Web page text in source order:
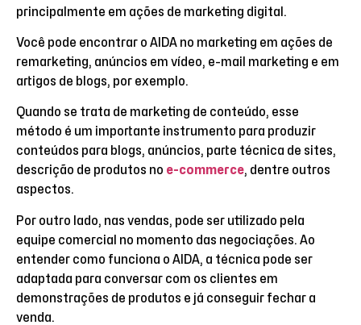
principalmente em ações de marketing digital.
Você pode encontrar o AIDA no marketing em ações de
remarketing, anúncios em vídeo, e-mail marketing e em
artigos de blogs, por exemplo.
Quando se trata de marketing de conteúdo, esse
método é um importante instrumento para produzir
conteúdos para blogs, anúncios, parte técnica de sites,
descrição de produtos no e-commerce, dentre outros
aspectos.
Por outro lado, nas vendas, pode ser utilizado pela
equipe comercial no momento das negociações. Ao
entender como funciona o AIDA, a técnica pode ser
adaptada para conversar com os clientes em
demonstrações de produtos e já conseguir fechar a
venda.